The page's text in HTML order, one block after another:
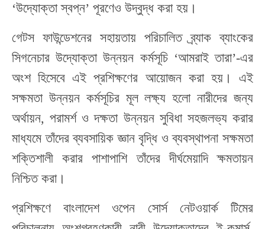
‘উদ্যোক্তাস্বপ্ন’ পূরণেও উদ্বুদ্ধ করা হয়।
গেটস ফাউন্ডেশনের সহায়তায় পরিচালিতব্র্যাক ব্যাংকের
সিগনেচার উদ্যোক্তাউন্নয়ন কর্মসূচি ‘আমরাই তারা’-এর
অংশ হিসেবেএইপ্রশিক্ষণের আয়োজন করা হয়। এই
সক্ষমতা উন্নয়ন কর্মসূচির মূল লক্ষ্য হলো নারীদের জন্য
অর্থায়ন, পরামর্শ ও দক্ষতা উন্নয়ন সুবিধা সহজলভ্য করার
মাধ্যমে তাঁদেরব্যবসায়িক জ্ঞান বৃদ্ধি ওব্যবস্থাপনা সক্ষমতা
শক্তিশালী করার পাশাপাশি তাঁদেরদীর্ঘমেয়াদি ক্ষমতায়ন
নিশ্চিত করা।
প্রশিক্ষণেবাংলাদেশ ওপেন সোর্স নেটওয়ার্ক টিমের